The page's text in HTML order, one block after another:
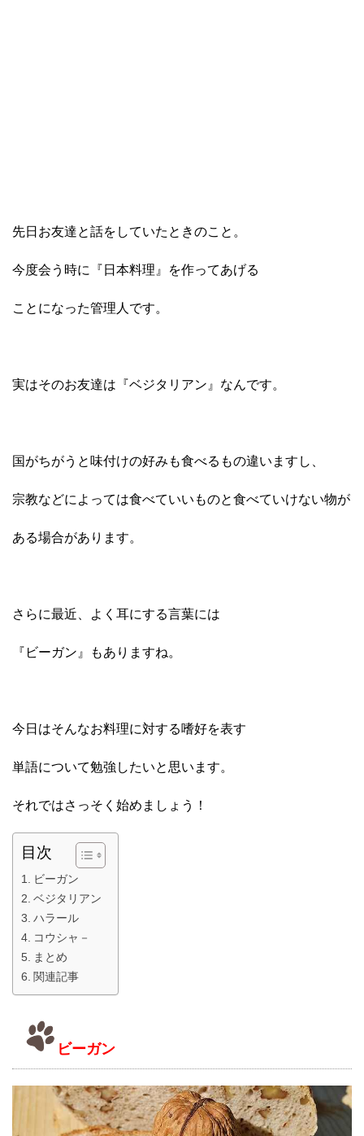
先日お友達と話をしていたときのこと。
今度会う時に『日本料理』を作ってあげる
ことになった管理人です。
実はそのお友達は『ベジタリアン』なんです。
国がちがうと味付けの好みも食べるもの違いますし、
宗教などによっては食べていいものと食べていけない物が
ある場合があります。
さらに最近、よく耳にする言葉には
『ビーガン』もありますね。
今日はそんなお料理に対する嗜好を表す
単語について勉強したいと思います。
それではさっそく始めましょう！
目次
ビーガン
ベジタリアン
ハラール
コウシャ－
まとめ
関連記事
ビーガン